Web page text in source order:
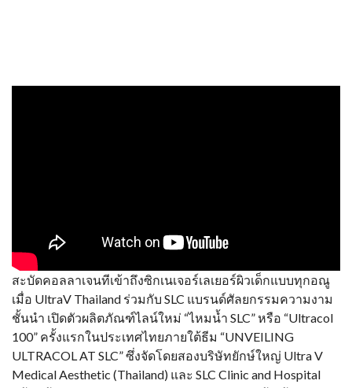
สะบัดคอลลาเจนทีเข้าถึงซิกเนเจอร์เลเยอร์ผิวเด็กแบบทุกอณู
เมื่อ UltraV Thailand ร่วมกับ SLC แบรนด์ศัลยกรรมความงาม
ชั้นนำ เปิดตัวผลิตภัณฑ์ไลน์ใหม่ “ไหมน้ำ SLC” หรือ “Ultracol
100” ครั้งแรกในประเทศไทยภายใต้ธีม “UNVEILING
ULTRACOL AT SLC” ซึ่งจัดโดยสองบริษัทยักษ์ใหญ่ Ultra V
Medical Aesthetic (Thailand) และ SLC Clinic and Hospital